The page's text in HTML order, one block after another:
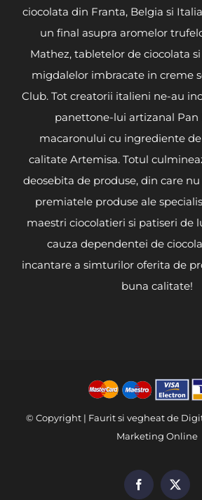
ciocolata din Franta, Belgia si
un final asupra aromelor
Mathez, tabletelor de ciocolata
migdalelor imbracate in creme
Club. Tot creatorii italieni ne-au
panettone-lui artizanal Pan
macaronului cu ingrediente
calitate Artemisa. Totul
deosebita de produse, din care
premiatele produse ale
maestri ciocolatieri si patiseri de
cauza dependentei de
incantare a simturilor oferita de
buna calitate!
© Copyright | Faurit si vegheat de
Marketing Online
Facebook
X